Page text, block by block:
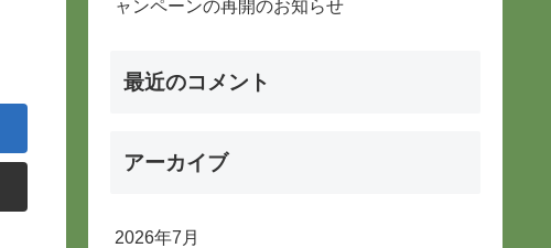
ャンペーンの再開のお知らせ
最近のコメント
アーカイブ
2026年7月